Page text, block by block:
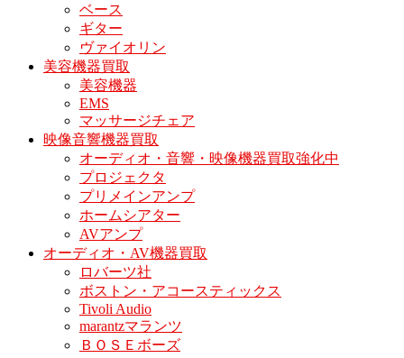
ベース
ギター
ヴァイオリン
美容機器買取
美容機器
EMS
マッサージチェア
映像音響機器買取
オーディオ・音響・映像機器買取強化中
プロジェクタ
プリメインアンプ
ホームシアター
AVアンプ
オーディオ・AV機器買取
ロバーツ社
ボストン・アコースティックス
Tivoli Audio
marantzマランツ
ＢＯＳＥボーズ